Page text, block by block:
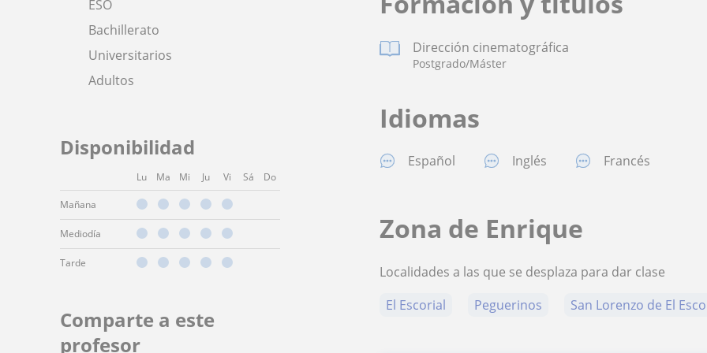
ESO
Bachillerato
Universitarios
Adultos
Disponibilidad
Lu Ma Mi Ju Vi Sá Do
Mañana
Mediodía
Tarde
Comparte a este
profesor
Dirección cinematográfica
Postgrado/Máster
Idiomas
Español Inglés Francés
Zona de Enrique
Localidades a las que se desplaza para dar clase
El Escorial
Peguerinos San Lorenzo de El